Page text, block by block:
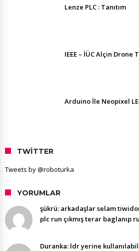
Lenze PLC : Tanıtım
IEEE – İÜC Alçin Drone
Arduino İle Neopixel
TWITTER
Tweets by @roboturka
YORUMLAR
şükrü: arkadaşlar selam
plc run çıkmış terar baglanıp
Duranka: ldr yerine